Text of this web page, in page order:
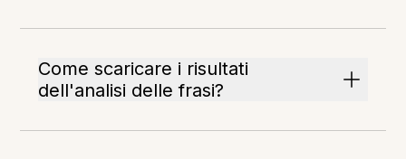
Come scaricare i risultati
dell'analisi delle frasi?